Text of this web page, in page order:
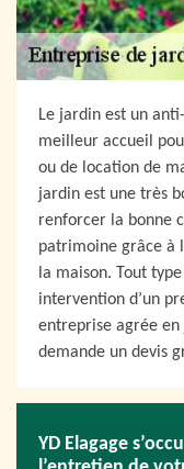
Le jardin est un
meilleur accueil
ou de location de
jardin est une très
renforcer la bonne
patrimoine grâce à
la maison. Tout
intervention d’un
entreprise agrée en
demande un devis
YD Elagage